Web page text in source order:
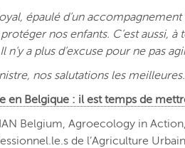
épaulé d’un
nos enfants. C’est aussi,
a plus d’excuse pour ne pas
nos salutations les
en Belgique : il est temps de
Belgium, Agroecology in Action,
de l’Agriculture